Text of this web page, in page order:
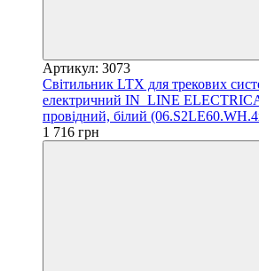
Артикул: 3073
Світильник LTX для трекових
електричний IN_LINE
провідний, білий
1 716 грн